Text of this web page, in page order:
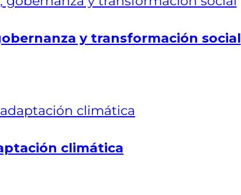
y transformación social
climática